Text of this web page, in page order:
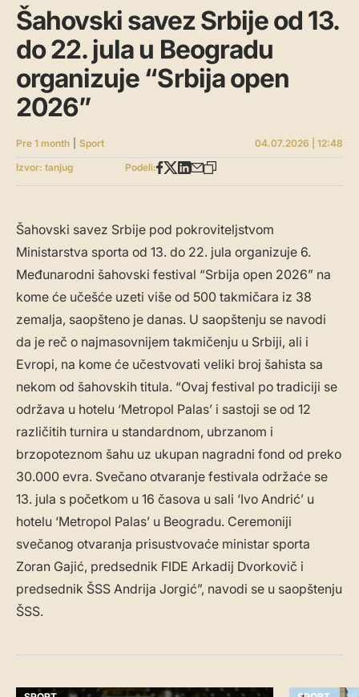
Šahovski savez Srbije od 13.
do 22. jula u Beogradu
organizuje “Srbija open
2026”
Pre 1 month Sport
04.07.2026 | 12:48
Izvor: tanjug
Podeli:
Šahovski savez Srbije pod pokroviteljstvom
Ministarstva sporta od 13. do 22. jula organizuje 6.
Međunarodni šahovski festival “Srbija open 2026” na
kome će učešće uzeti više od 500 takmičara iz 38
zemalja, saopšteno je danas. U saopštenju se navodi
da je reč o najmasovnijem takmičenju u Srbiji, ali i
Evropi, na kome će učestvovati veliki broj šahista sa
nekom od šahovskih titula. “Ovaj festival po tradiciji se
održava u hotelu ‘Metropol Palas’ i sastoji se od 12
različitih turnira u standardnom, ubrzanom i
brzopoteznom šahu uz ukupan nagradni fond od preko
30.000 evra. Svečano otvaranje festivala održaće se
13. jula s početkom u 16 časova u sali ‘Ivo Andrić’ u
hotelu ‘Metropol Palas’ u Beogradu. Ceremoniji
svečanog otvaranja prisustvovaće ministar sporta
Zoran Gajić, predsednik FIDE Arkadij Dvorkovič i
predsednik ŠSS Andrija Jorgić”, navodi se u saopštenju
ŠSS.